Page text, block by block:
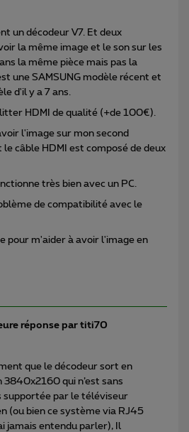
un décodeur V7. Et deux
la même image et le son sur les
la même pièce mais pas la
une SAMSUNG modèle récent et
d'il y a 7 ans.
HDMI de qualité (+de 100€).
l'image sur mon second
câble HDMI est composé de deux
très bien avec un PC.
de compatibilité avec le
pour m'aider à avoir l'image en
réponse par titi70
que le décodeur sort en
3840x2160 qui n’est sans
supportée par le téléviseur
(ou bien ce système via RJ45
jamais entendu parler), Il